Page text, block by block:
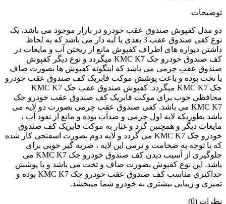
توضیحات
دو مدل کفپوش صندوق عقب خودرو در بازار موجود می باشد، یک
نوع کفی صندوق عقب 3 بعدی یا لبه دار می باشد که به لحاظ
داشتن دیواره های اطراف کفپوش مانع از ریختن آب و مایعات در
کف صندوق خودرو جک KMC K7 میگردد و نوع دیگر کفپوش
صندوق عقب چرمی می باشد که اینگونه کفپوش ها بصورت صاف
یا تخت بوده و باعث پوشش موکت فابریک کف صندوق عقب خودرو
جک KMC K7 میگردد. کفپوش صندوق عقب جک KMC K7
محافظی خوب برای موکت فابریک کف صندوق عقب خودرو جک
KMC K7 می باشد. کفی صندوق عقب چرمی بصورت دو لایه می
باشد بطوریکه لایه اول چرمی و ضدآب بوده و مانع از نفوذ آب ،
مایعات دیگر و همچنین گرد و غبار به موکت فابریک کف صندوق
خودرو جک KMC K7 می گردد و لایه دوم بصورت اسفنجی کار شده
که با توجه به ضخامت و نرمی این لایه ، ضربه گیر خوبی برای
جلوگیری از آسیب دیدن کف صندوق خودرو جک KMC K7 می
باشد. این نوع کفپوش بصورت صاف و تخت می باشد و با پوشش
حداکثری مناسب کف صندوق عقب خودرو جک KMC K7 بوده و
تمیزی و زیبایی بیشتری به خودرو شما میبخشد.
نظرات (0)